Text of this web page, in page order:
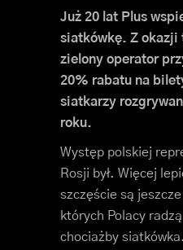
Już 20 lat Plus
siatkówkę. Z okazji
zielony operator
20% rabatu na
siatkarzy
roku.
Występ polskiej
Rosji był. Więcej
szczęście są
których Polacy
chociażby